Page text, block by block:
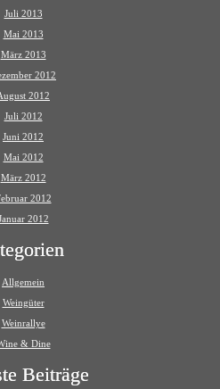
Juli 2013
Mai 2013
März 2013
2012
2012
Juli 2012
Juni 2012
Mai 2012
März 2012
2012
2012
Allgemein
Weingüter
Weinrallye
& Dine
Beiträge